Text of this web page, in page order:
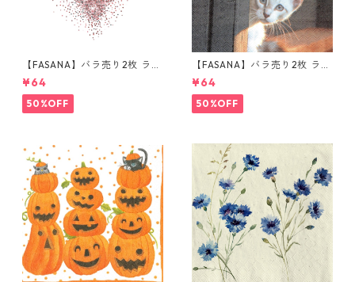
【FASANA】バラ売り2枚 ラン
チサイズ ペーパーナプキン Gl
itter love ホワイト
¥64
50%OFF
【FASANA】バラ売り2枚 ラン
チサイズ ペーパーナプキン Th
ree Friends グレー
¥64
50%OFF